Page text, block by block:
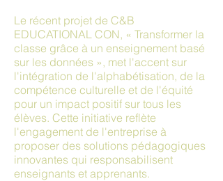
Le récent projet de C&B
EDUCATIONAL CON, « Transformer la
classe grâce à un enseignement basé
sur les données », met l'accent sur
l'intégration de l'alphabétisation, de la
compétence culturelle et de l'équité
pour un impact positif sur tous les
élèves. Cette initiative reflète
l'engagement de l'entreprise à
proposer des solutions pédagogiques
innovantes qui responsabilisent
enseignants et apprenants.